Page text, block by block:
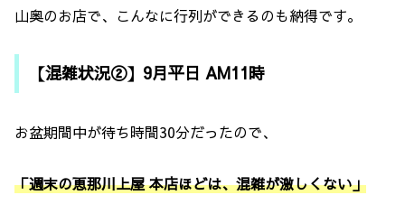
山奥のお店で、こんなに行列ができるのも納得です。
【混雑状況②】9月平日 AM11時
お盆期間中が待ち時間30分だったので、
「週末の恵那川上屋 本店ほどは、混雑が激しくない」